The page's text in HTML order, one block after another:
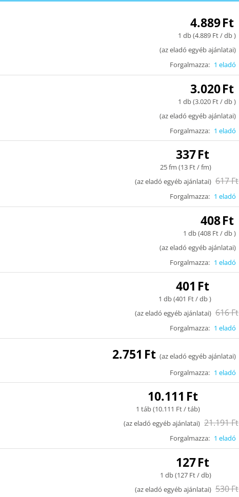
4.889Ft
1 db (4.889 Ft/ db )
(az eladó egyéb ajánlatai)
Forgalmazza: 1 eladó
3.020Ft
1 db (3.020 Ft/ db )
(az eladó egyéb ajánlatai)
Forgalmazza: 1 eladó
337Ft
25 fm (13 Ft/ fm)
(az eladó egyéb ajánlatai) 617Ft
Forgalmazza: 1 eladó
408Ft
1 db (408 Ft/ db )
(az eladó egyéb ajánlatai)
Forgalmazza: 1 eladó
401 Ft
1 db (401 Ft/ db )
(az eladó egyéb ajánlatai) 616Ft
Forgalmazza: 1 eladó
2.751 Ft (az eladó egyéb ajánlatai)
Forgalmazza: 1 eladó
10.111 Ft
1 táb (10.111 Ft/ táb)
(az eladó egyéb ajánlatai) 21.191Ft
Forgalmazza: 1 eladó
127Ft
1 db (127 Ft/ db)
(az eladó egyéb ajánlatai) 530Ft